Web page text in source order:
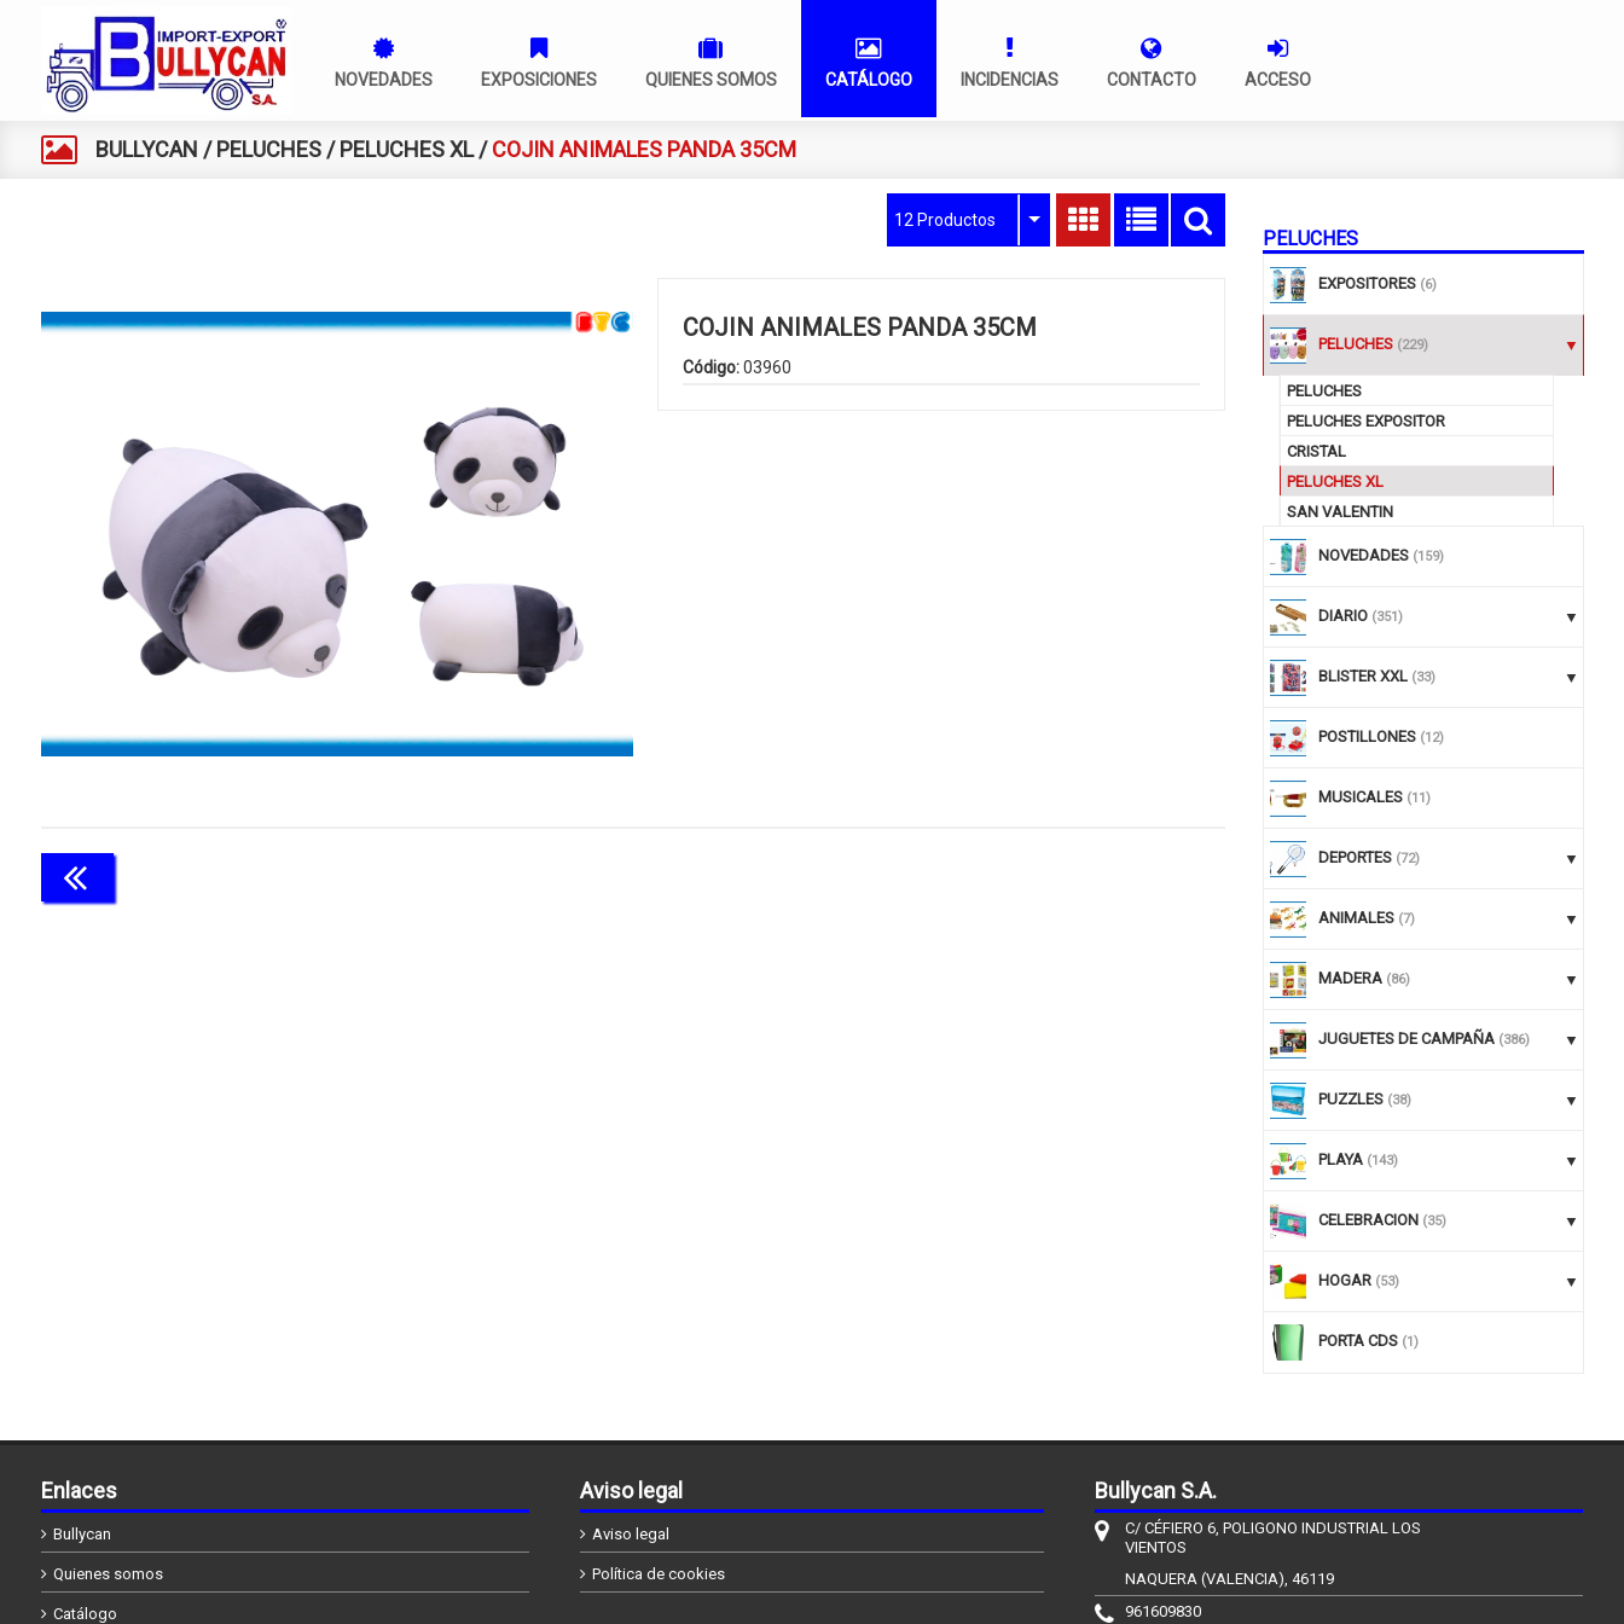
NOVEDADES EXPOSICIONES QUIENES SOMOS CATÁLOGO INCIDENCIAS CONTACTO ACCESO
BULLYCAN /PELUCHES/PELUCHES XL/COJIN ANIMALES PANDA 35CM
PELUCHES
EXPOSITORES (6)
PELUCHES (229)
PELUCHES
PELUCHES EXPOSITOR
CRISTAL
PELUCHES XL
SAN VALENTIN
NOVEDADES (159)
DIARIO (351)
BLISTER XXL (33)
POSTILLONES (12)
MUSICALES (11)
DEPORTES (72)
ANIMALES (7)
MADERA (86)
JUGUETES DE CAMPAÑA (386)
PUZZLES (38)
PLAYA (143)
CELEBRACION (35)
HOGAR (53)
PORTA CDS (1)
12 Productos
COJIN ANIMALES PANDA 35CM
Código:03960
Enlaces
Bullycan
Quienes somos
Catálogo
Aviso legal
Aviso legal
Política de cookies
Bullycan S.A.
C/ CÉFIERO 6, POLIGONO INDUSTRIAL LOS
VIENTOS
NAQUERA (VALENCIA), 46119
961609830